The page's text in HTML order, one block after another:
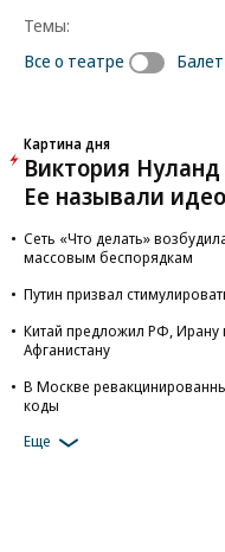
Темы:
Все о театре
Балет
Картина дня
Виктория
Ее называли
Сеть «Что делать»
массовым беспорядкам
Путин призвал
Китай предложил РФ, Ирану
Афганистану
В Москве
коды
Еще